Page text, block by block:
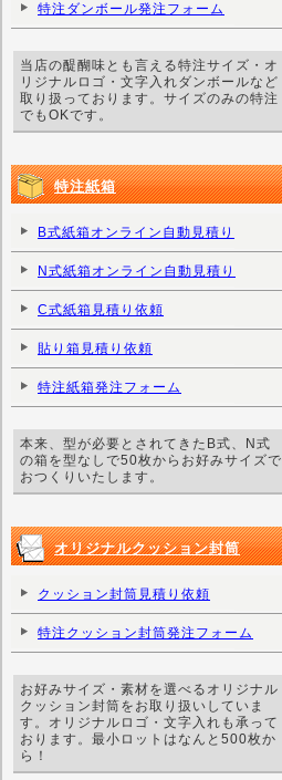
特注ダンボール発注フォーム
当店の醍醐味とも言える特注サイズ・オ
リジナルロゴ・文字入れダンボールなど
取り扱っております。サイズのみの特注
でもOKです。
特注紙箱
B式紙箱オンライン自動見積り
N式紙箱オンライン自動見積り
C式紙箱見積り依頼
貼り箱見積り依頼
特注紙箱発注フォーム
本来、型が必要とされてきたB式、N式
の箱を型なしで50枚からお好みサイズで
おつくりいたします。
オリジナルクッション封筒
クッション封筒見積り依頼
特注クッション封筒発注フォーム
お好みサイズ・素材を選べるオリジナル
クッション封筒をお取り扱いしていま
す。オリジナルロゴ・文字入れも承って
おります。最小ロットはなんと500枚か
ら！